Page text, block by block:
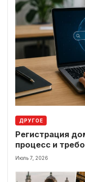
ДРУГОЕ
Регистрация
процесс и
Июль 7, 2026